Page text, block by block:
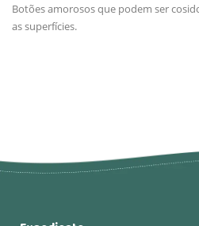
Botões amorosos que podem ser
as superfícies.